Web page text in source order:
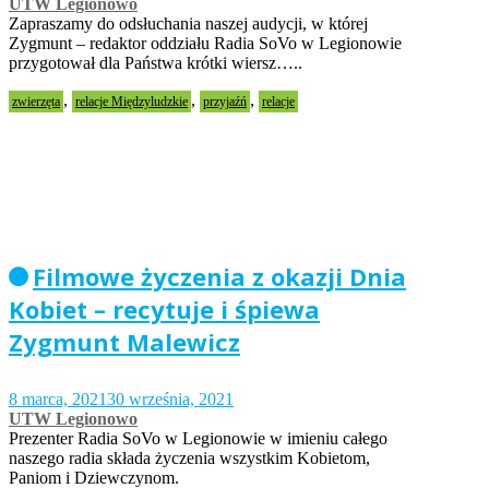
Zapraszamy do odsłuchania naszej audycji, w której
Zygmunt – redaktor oddziału Radia SoVo w Legionowie
przygotował dla Państwa krótki wiersz…..
zwierzęta , relacje Międzyludzkie , przyjaźń , relacje
Filmowe życzenia z okazji Dnia
Kobiet – recytuje i śpiewa
Zygmunt Malewicz
8 marca, 202130 września, 2021
UTW Legionowo
Prezenter Radia SoVo w Legionowie w imieniu całego
naszego radia składa życzenia wszystkim Kobietom,
Paniom i Dziewczynom.